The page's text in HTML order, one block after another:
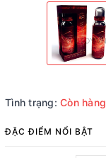
Tình trạng: Còn hàng
ĐẶC ĐIỂM NỔI BẬT